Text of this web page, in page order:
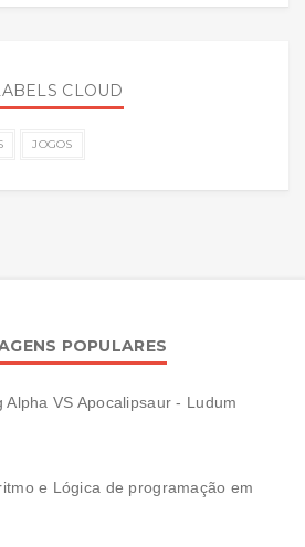
CLOUD
JOGOS
POPULARES
Alpha VS Apocalipsaur - Ludum
e Lógica de programação em